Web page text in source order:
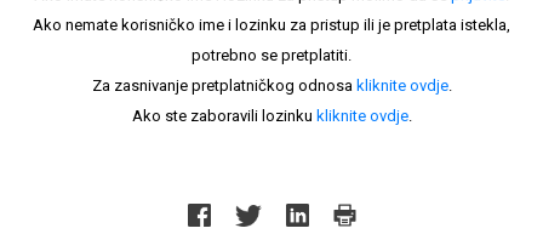
Ako nemate korisničko ime i lozinku za pristup ili je pretplata istekla,
potrebno se pretplatiti.
Za zasnivanje pretplatničkog odnosa kliknite ovdje.
Ako ste zaboravili lozinku kliknite ovdje.